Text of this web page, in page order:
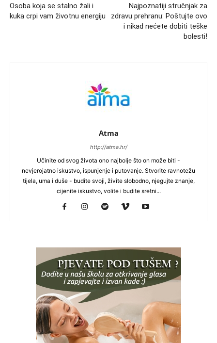
Osoba koja se stalno žali i
kuka crpi vam životnu energiju
Najpoznatiji stručnjak za
zdravu prehranu: Poštujte ovo
i nikad nećete dobiti teške
bolesti!
Atma
http://atma.hr/
Učinite od svog života ono najbolje što on može biti -
nevjerojatno iskustvo, ispunjenje i putovanje. Stvorite ravnotežu
tijela, uma i duše - budite svoji, živite slobodno, njegujte znanje,
cijenite iskustvo, volite i budite sretni...